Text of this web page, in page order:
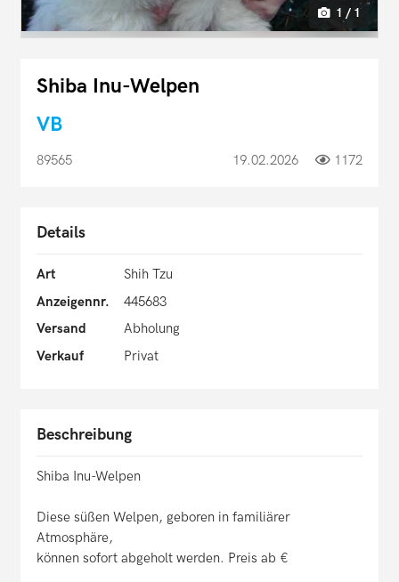
1 / 1
Shiba Inu-Welpen
VB
89565 19.02.2026 1172
Details
Art
Shih Tzu
Anzeigennr.
445683
Versand
Abholung
Verkauf
Privat
Beschreibung
Shiba Inu-Welpen
Diese süßen Welpen, geboren in familiärer
Atmosphäre,
können sofort abgeholt werden. Preis ab €